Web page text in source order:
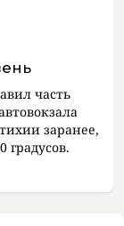
часть
заранее,
градусов.